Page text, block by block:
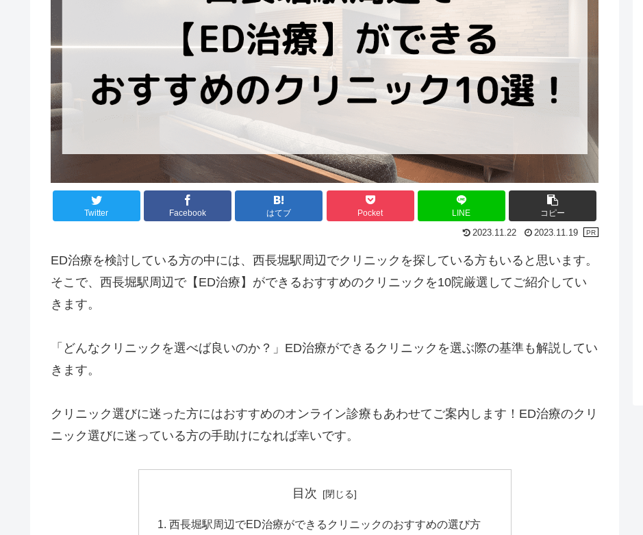
Twitter Facebook はてブ Pocket LINE コピー
2023.11.22 2023.11.19
ED治療を検討している方の中には、西長堀駅周辺でクリニックを探している方もいると思います。
そこで、西長堀駅周辺で【ED治療】ができるおすすめのクリニックを10院厳選してご紹介してい
きます。
「どんなクリニックを選べば良いのか？」ED治療ができるクリニックを選ぶ際の基準も解説してい
きます。
クリニック選びに迷った方にはおすすめのオンライン診療もあわせてご案内します！ED治療のクリ
ニック選びに迷っている方の手助けになれば幸いです。
目次
西長堀駅周辺でED治療ができるクリニックのおすすめの選び方